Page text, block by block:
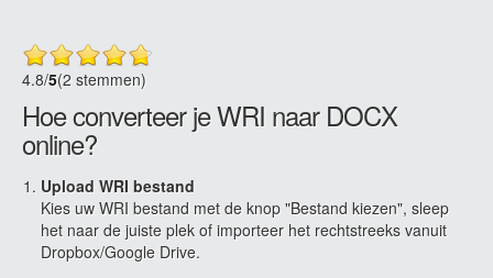
4.8/5(2 stemmen)
Hoe converteer je WRI naar DOCX
online?
Upload WRI bestand
Kies uw WRI bestand met de knop "Bestand kiezen", sleep
het naar de juiste plek of importeer het rechtstreeks vanuit
Dropbox/Google Drive.